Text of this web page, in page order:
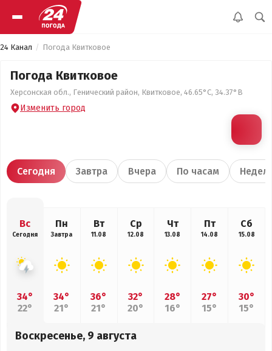
24 Канал Погода Квитковое
Погода Квитковое
Херсонская обл., Генический район, Квитковое, 46.65°С, 34.37°В
Изменить город
Сегодня Завтра Вчера По часам
Вс
Сегодня
34°
22°
Пн
Завтра
34°
21°
Вт
11.08
36°
21°
Ср
12.08
32°
20°
Чт
13.08
28°
16°
Пт
14.08
27°
15°
Сб
15.08
30°
15°
Воскресенье, 9 августа